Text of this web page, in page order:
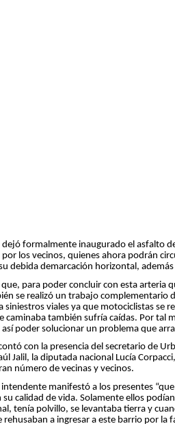
dejó formalmente inaugurado el asfalto
por los vecinos, quienes ahora podrán
debida demarcación horizontal,
que, para poder concluir con esta arteria
se realizó un trabajo complementario
siniestros viales ya que motociclistas se
caminaba también sufría caídas. Por tal
así poder solucionar un problema que
con la presencia del secretario de
Jalil, la diputada nacional Lucía
número de vecinas y vecinos.
manifestó a los presentes
su calidad de vida. Solamente ellos
tenía polvillo, se levantaba tierra y
rehusaban a ingresar a este barrio por la